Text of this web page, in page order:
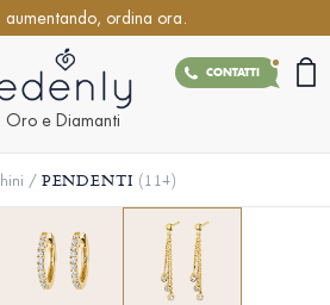
aumentando, ordina ora.
CONTATTI
Oro e Diamanti
/ PENDENTI (114)